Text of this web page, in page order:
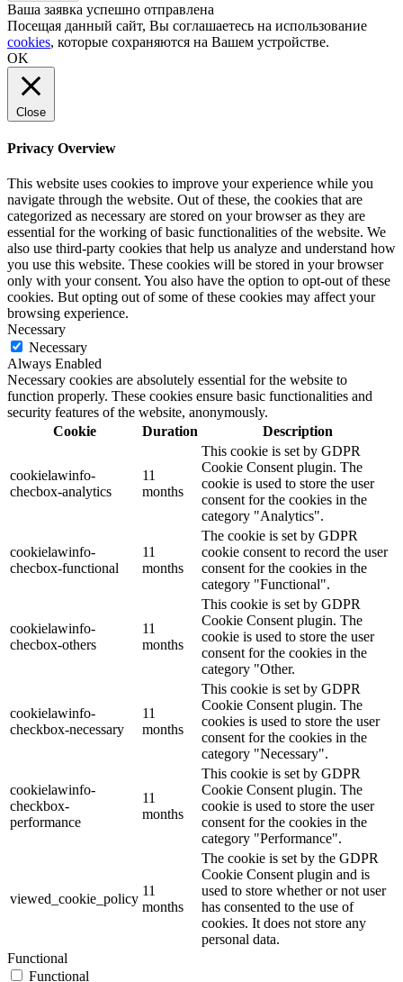
Ваша заявка успешно отправлена
Посещая данный сайт, Вы соглашаетесь на использование
cookies, которые сохраняются на Вашем устройстве.
OK
Close
Privacy Overview
This website uses cookies to improve your experience while you
navigate through the website. Out of these, the cookies that are
categorized as necessary are stored on your browser as they are
essential for the working of basic functionalities of the website. We
also use third-party cookies that help us analyze and understand how
you use this website. These cookies will be stored in your browser
only with your consent. You also have the option to opt-out of these
cookies. But opting out of some of these cookies may affect your
browsing experience.
Necessary
Necessary
Always Enabled
Necessary cookies are absolutely essential for the website to
function properly. These cookies ensure basic functionalities and
security features of the website, anonymously.
Cookie
Duration Description
cookielawinfo-
checbox-analytics
11
months
This cookie is set by GDPR
Cookie Consent plugin. The
cookie is used to store the user
consent for the cookies in the
category "Analytics".
cookielawinfo-
checbox-functional
11
months
The cookie is set by GDPR
cookie consent to record the user
consent for the cookies in the
category "Functional".
cookielawinfo-
checbox-others
11
months
This cookie is set by GDPR
Cookie Consent plugin. The
cookie is used to store the user
consent for the cookies in the
category "Other.
cookielawinfo-
checkbox-necessary
11
months
This cookie is set by GDPR
Cookie Consent plugin. The
cookies is used to store the user
consent for the cookies in the
category "Necessary".
cookielawinfo-
checkbox-
performance
11
months
This cookie is set by GDPR
Cookie Consent plugin. The
cookie is used to store the user
consent for the cookies in the
category "Performance".
viewed_cookie_policy
11
months
The cookie is set by the GDPR
Cookie Consent plugin and is
used to store whether or not user
has consented to the use of
cookies. It does not store any
personal data.
Functional
Functional